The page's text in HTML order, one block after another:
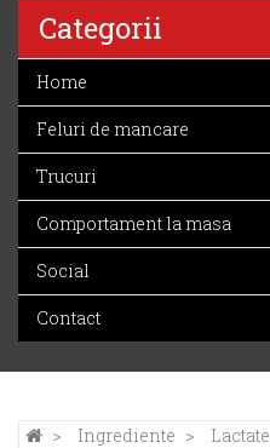
Categorii
Home
Feluri de mancare
Trucuri
Comportament la masa
Social
Contact
Ingrediente Lactate